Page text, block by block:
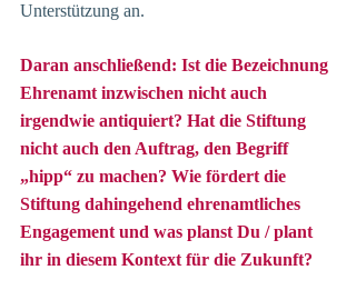
Unterstützung an.
Daran anschließend: Ist die Bezeichnung
Ehrenamt inzwischen nicht auch
irgendwie antiquiert? Hat die Stiftung
nicht auch den Auftrag, den Begriff
„hipp“ zu machen? Wie fördert die
Stiftung dahingehend ehrenamtliches
Engagement und was planst Du / plant
ihr in diesem Kontext für die Zukunft?